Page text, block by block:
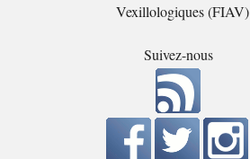
Vexillologiques (FIAV)
Suivez-nous